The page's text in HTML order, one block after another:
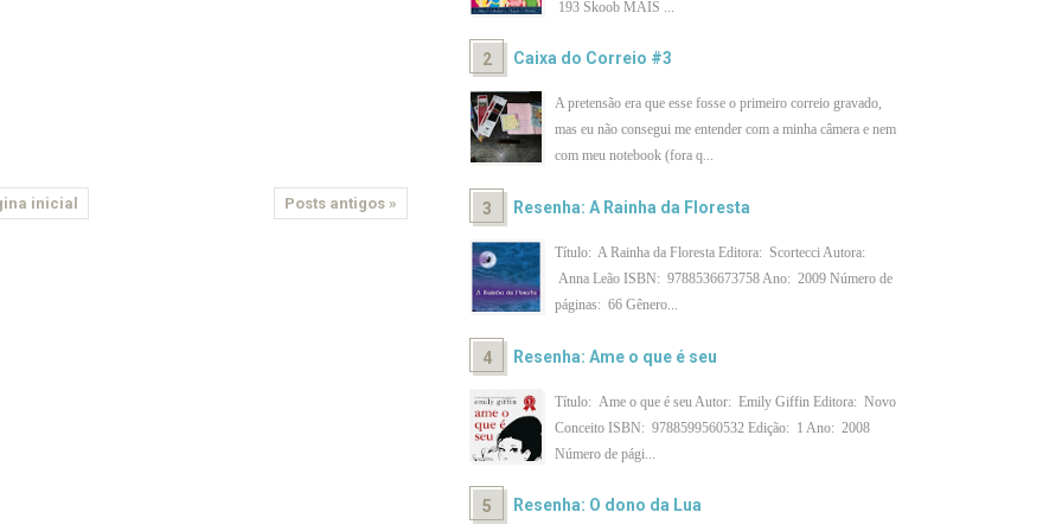
Posts antigos »
inicial
193 Skoob MAIS ...
Caixa do Correio #3
A pretensão era que esse fosse o primeiro correio gravado,
mas eu não consegui me entender com a minha câmera e nem
com meu notebook (fora q...
Resenha: A Rainha da Floresta
Título: A Rainha da Floresta Editora: Scortecci Autora:
Anna Leão ISBN: 9788536673758 Ano: 2009 Número de
páginas: 66 Gênero...
Resenha: Ame o que é seu
Título: Ame o que é seu Autor: Emily Giffin Editora: Novo
Conceito ISBN: 9788599560532 Edição: 1 Ano: 2008
Número de pági...
Resenha: O dono da Lua